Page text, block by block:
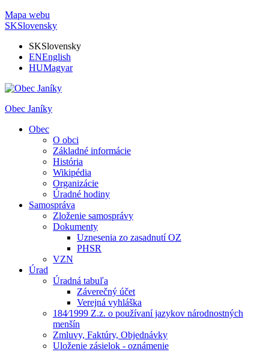
Mapa webu
SKSlovensky
SKSlovensky
ENEnglish
HUMagyar
Obec Janíky
Obec
O obci
Základné informácie
História
Wikipédia
Organizácie
Úradné hodiny
Samospráva
Zloženie samosprávy
Dokumenty
Uznesenia zo zasadnutí OZ
PHSR
VZN
Úrad
Úradná tabuľa
Záverečný účet
Verejná vyhláška
184⁄1999 Z.z. o používaní jazykov národnostných
menšín
Zmluvy, Faktúry, Objednávky
Uloženie zásielok - oznámenie